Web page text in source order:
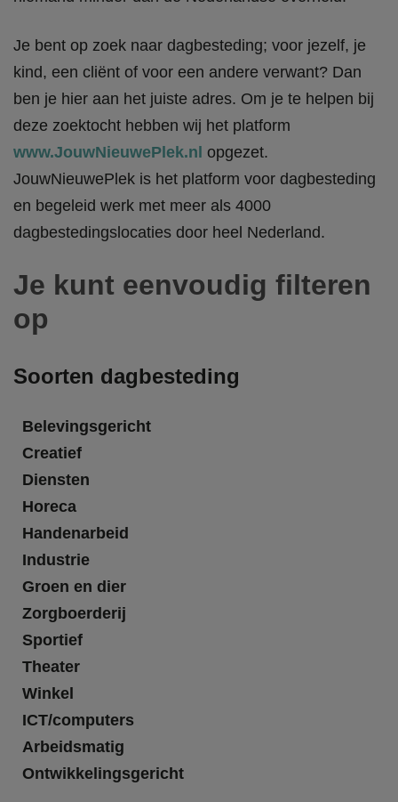
Je bent op zoek naar dagbesteding; voor jezelf, je
kind, een cliënt of voor een andere verwant? Dan
ben je hier aan het juiste adres. Om je te helpen bij
deze zoektocht hebben wij het platform
www.JouwNieuwePlek.nl opgezet.
JouwNieuwePlek is het platform voor dagbesteding
en begeleid werk met meer als 4000
dagbestedingslocaties door heel Nederland.
Je kunt eenvoudig filteren
op
Soorten dagbesteding
Belevingsgericht
Creatief
Diensten
Horeca
Handenarbeid
Industrie
Groen en dier
Zorgboerderij
Sportief
Theater
Winkel
ICT/computers
Arbeidsmatig
Ontwikkelingsgericht